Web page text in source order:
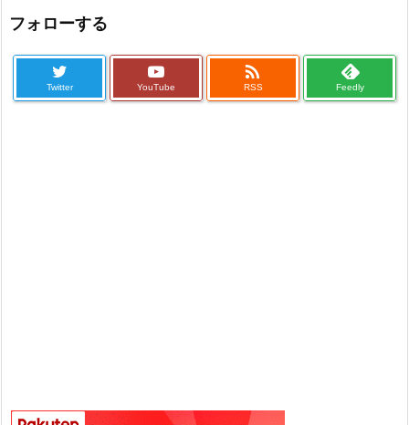
フォローする
Twitter YouTube

RSS Feedly